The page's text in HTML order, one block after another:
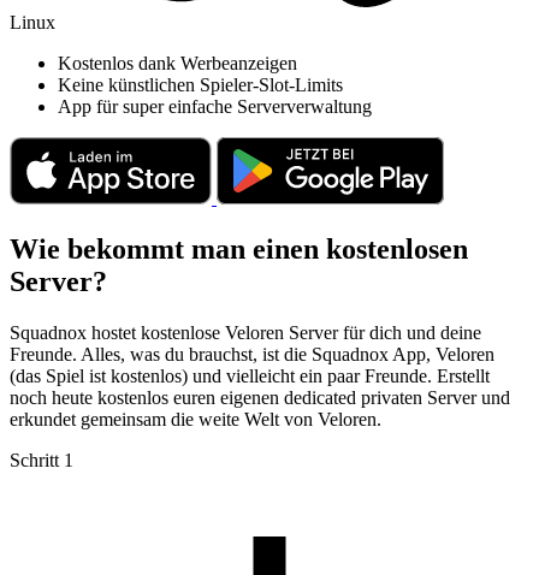
Linux
Kostenlos dank Werbeanzeigen
Keine künstlichen Spieler-Slot-Limits
App für super einfache Serververwaltung
Wie bekommt man einen kostenlosen
Server?
Squadnox hostet kostenlose Veloren Server für dich und deine
Freunde. Alles, was du brauchst, ist die Squadnox App, Veloren
(das Spiel ist kostenlos) und vielleicht ein paar Freunde. Erstellt
noch heute kostenlos euren eigenen dedicated privaten Server und
erkundet gemeinsam die weite Welt von Veloren.
Schritt 1